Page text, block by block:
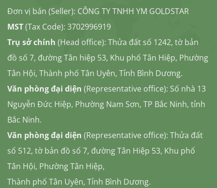
Đơn vị bán (Seller): CÔNG TY TNHH YM GOLDSTAR
MST(Tax Code): 3702996919
Trụ sở chính (Head office): Thửa đất số 1242, tờ bản
đồ số 7, đường Tân hiệp 53, Khu phố Tân Hiệp, Phường
Tân Hội, Thành phố Tân Uyên, Tỉnh Bình Dương.
Văn phòng đại diện (Representative office): Số nhà 13
Nguyễn Đức Hiệp, Phường Nam Sơn, TP Bắc Ninh, tỉnh
Bắc Ninh.
Văn phòng đại diện (Representative office): Thửa đất
số 512, tờ bản đồ số 7, đường Tân Hiệp 53, Khu phố
Tân Hội, Phường Tân Hiệp,
Thành phố Tân Uyên, Tỉnh Bình Dương.